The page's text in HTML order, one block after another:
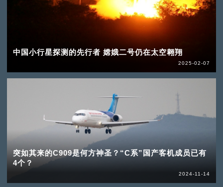
中国小行星探测的先行者 嫦娥二号仍在太空翱翔
2025-02-07
突如其来的C909是何方神圣？“C系”国产客机成员已有
4个？
2024-11-14